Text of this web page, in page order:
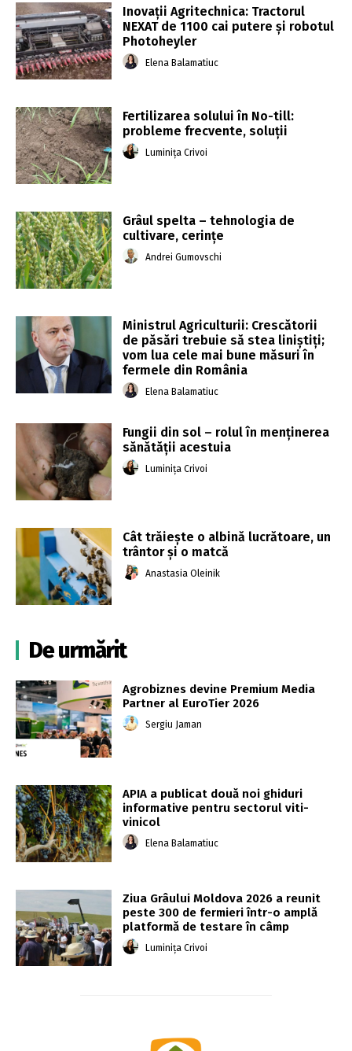
Inovații Agritechnica: Tractorul
NEXAT de 1100 cai putere și robotul
Photoheyler
Elena Balamatiuc
Fertilizarea solului în No-till:
probleme frecvente, soluții
Luminița Crivoi
Grâul spelta – tehnologia de
cultivare, cerințe
Andrei Gumovschi
Ministrul Agriculturii: Crescătorii
de păsări trebuie să stea liniştiţi;
vom lua cele mai bune măsuri în
fermele din România
Elena Balamatiuc
Fungii din sol – rolul în menținerea
sănătății acestuia
Luminița Crivoi
Cât trăiește o albină lucrătoare, un
trântor și o matcă
Anastasia Oleinik
De urmărit
Agrobiznes devine Premium Media
Partner al EuroTier 2026
Sergiu Jaman
APIA a publicat două noi ghiduri
informative pentru sectorul viti-
vinicol
Elena Balamatiuc
Ziua Grâului Moldova 2026 a reunit
peste 300 de fermieri într-o amplă
platformă de testare în câmp
Luminița Crivoi